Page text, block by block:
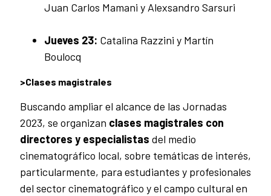
Juan Carlos Mamani y Alexsandro Sarsuri
Jueves 23: Catalina Razzini y Martín
Boulocq
>Clases magistrales
Buscando ampliar el alcance de las Jornadas
2023, se organizan clases magistrales con
directores y especialistas del medio
cinematográfico local, sobre temáticas de interés,
particularmente, para estudiantes y profesionales
del sector cinematográfico y el campo cultural en